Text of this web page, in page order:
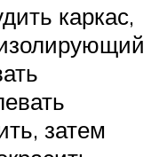
каркас,
затем